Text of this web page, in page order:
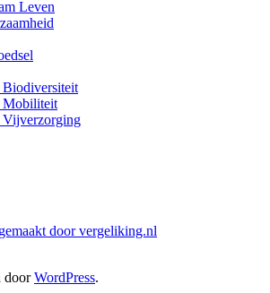
Leven
Biodiversiteit
Mobiliteit
Vijverzorging
door vergeliking.nl
doorWordPress.